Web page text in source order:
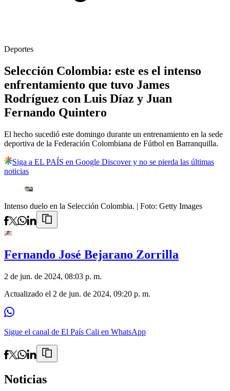
Deportes
Selección Colombia: este es el intenso
enfrentamiento que tuvo James
Rodríguez con Luis Díaz y Juan
Fernando Quintero
El hecho sucedió este domingo durante un entrenamiento en la sede
deportiva de la Federación Colombiana de Fútbol en Barranquilla.
Siga a EL PAÍS en Google Discover y no se pierda las últimas
noticias
Intenso duelo en la Selección Colombia. | Foto: Getty Images
Fernando José Bejarano Zorrilla
2 de jun. de 2024, 08:03 p. m.
Actualizado el 2 de jun. de 2024, 09:20 p. m.
Sigue el canal de El País Cali en WhatsApp
Noticias